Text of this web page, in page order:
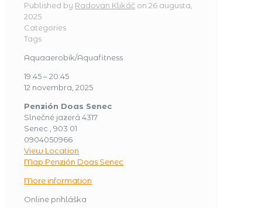
Published by Radovan Klikáč on 26 augusta,
2025
Categories
Tags
Aquaaerobik/Aquafitness
19:45–20:45
12 novembra, 2025
Penzión Doas Senec
Slnečné jazerá 4317
Senec
903 01
0904050966
View Location
Map Penzión Doas Senec
More information
Online prihláška